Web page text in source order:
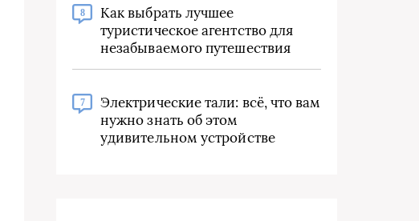
8
Как выбрать лучшее
туристическое агентство для
незабываемого путешествия
7
Электрические тали: всё, что вам
нужно знать об этом
удивительном устройстве